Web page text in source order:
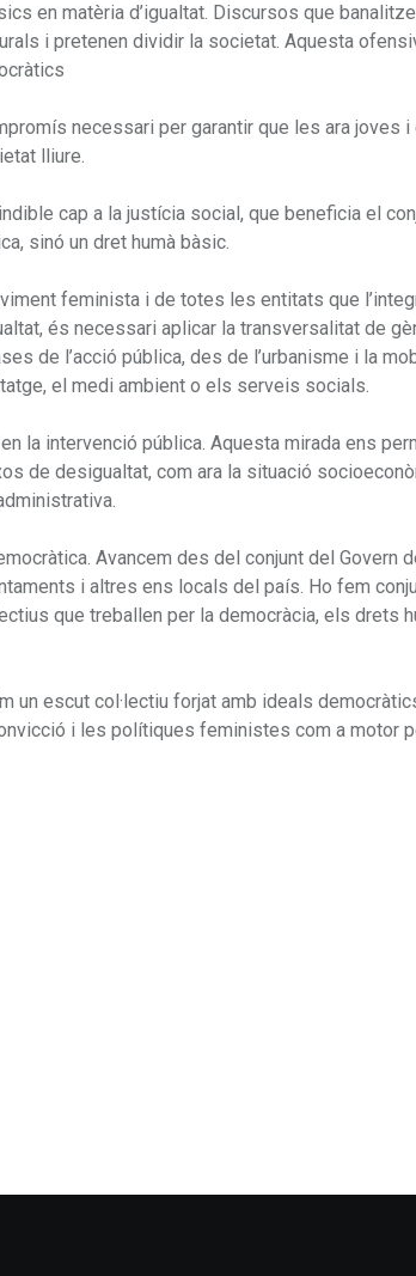
en matèria d’igualtat. Discursos que
i pretenen dividir la societat. Aquesta
necessari per garantir que les ara joves
lliure.
cap a la justícia social, que beneficia el
sinó un dret humà bàsic.
feminista i de totes les entitats que
és necessari aplicar la transversalitat de
de l’acció pública, des de l’urbanisme i la
el medi ambient o els serveis socials.
la intervenció pública. Aquesta mirada ens
de desigualtat, com ara la situació
Avancem des del conjunt del Govern
i altres ens locals del país. Ho fem
que treballen per la democràcia, els drets
un escut col·lectiu forjat amb ideals
i les polítiques feministes com a motor